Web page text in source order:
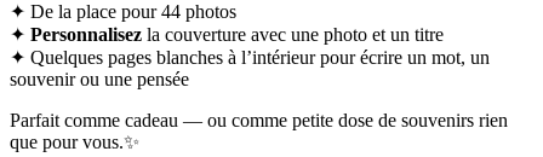
✦ De la place pour 44 photos
✦ Personnalisez la couverture avec une photo et un titre
✦ Quelques pages blanches à l’intérieur pour écrire un mot, un
souvenir ou une pensée
Parfait comme cadeau — ou comme petite dose de souvenirs rien
que pour vous.✨